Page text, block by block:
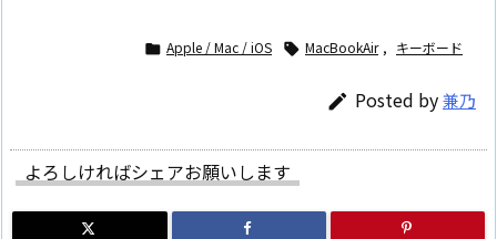
 Apple / Mac / iOS  MacBookAir , キーボード
 Posted by兼乃
よろしければシェアお願いします